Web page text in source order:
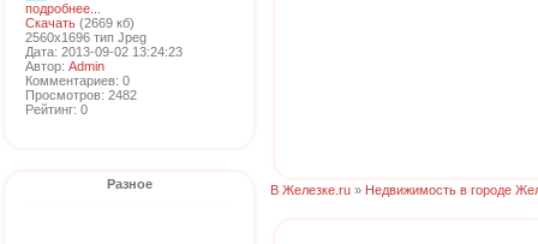
подробнее...
Скачать (2669 кб)
2560x1696 тип Jpeg
Дата: 2013-09-02 13:24:23
Автор: Admin
Комментариев: 0
Просмотров: 2482
Рейтинг: 0
Разное В Железке.ru » Недвижимость в городе